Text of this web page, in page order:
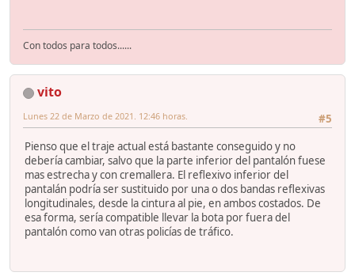
Con todos para todos......
vito
#5
Lunes 22 de Marzo de 2021. 12:46 horas.
Pienso que el traje actual está bastante conseguido y no
debería cambiar, salvo que la parte inferior del pantalón fuese
mas estrecha y con cremallera. El reflexivo inferior del
pantalán podría ser sustituido por una o dos bandas reflexivas
longitudinales, desde la cintura al pie, en ambos costados. De
esa forma, sería compatible llevar la bota por fuera del
pantalón como van otras policías de tráfico.